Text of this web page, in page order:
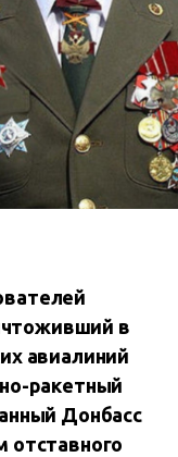
в
авиалиний
ракетный
Донбасс
отставного